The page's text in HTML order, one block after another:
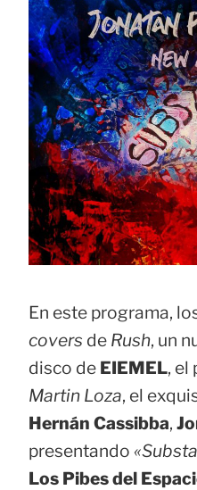
En este programa,
covers de Rush, un
disco de EIEMEL, el
Martin Loza, el
Hernán Cassibba,
presentando
Los Pibes del